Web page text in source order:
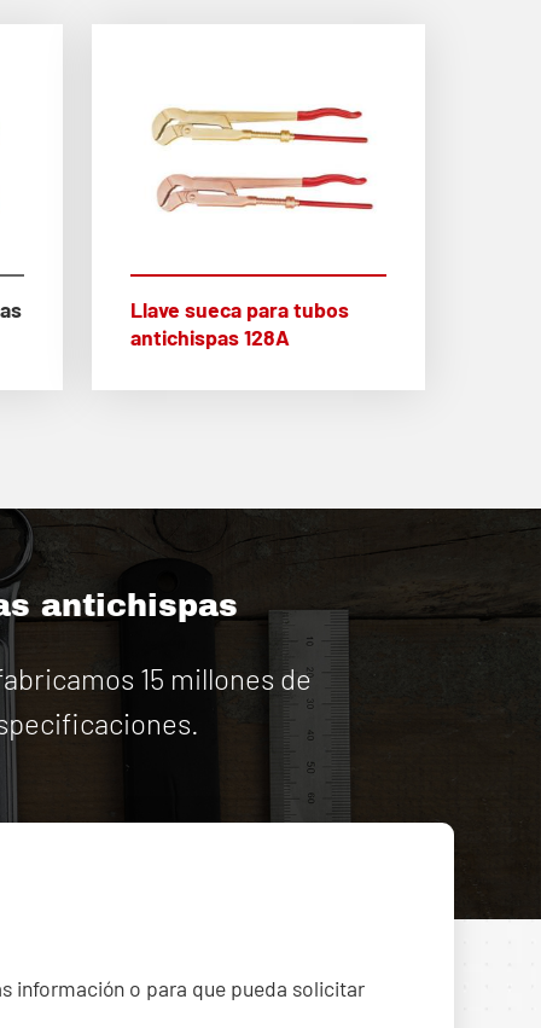
Llave sueca para tubos
antichispas 128A
antichispas
15 millones de
información o para que pueda solicitar